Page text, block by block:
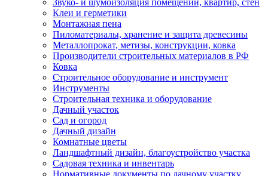
Клеи и герметики
Монтажная пена
Пиломатериалы, хранение и защита древесины
Металлопрокат, метизы, конструкции, ковка
Производители строительных материалов в РФ
Ковка
Строительное оборудование и инструмент
Инструменты
Строительная техника и оборудование
Дачный участок
Сад и огород
Дачный дизайн
Комнатные цветы
Ландшафтный дизайн, благоустройство участка
Садовая техника и инвентарь
Нормативные документы по дачному участку